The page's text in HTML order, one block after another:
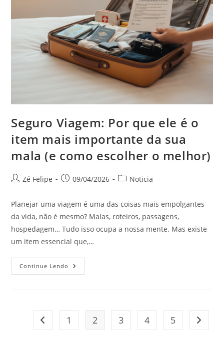
Seguro Viagem: Por que ele é o
item mais importante da sua
mala (e como escolher o melhor)
Autor
post:
Zé Felipe
Post09/04/2026
Categoria
post:
Noticia
Planejar uma viagem é uma das coisas mais empolgantes
da vida, não é mesmo? Malas, roteiros, passagens,
hospedagem… Tudo isso ocupa a nossa mente. Mas existe
um item essencial que,…
Continue Lendo Seguro
Viagem:
Mais
Ir para a página anterior
1 2 3 4 5 Ir para